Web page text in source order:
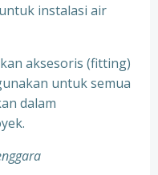
instalasi air
aksesoris (fitting)
untuk semua
dalam